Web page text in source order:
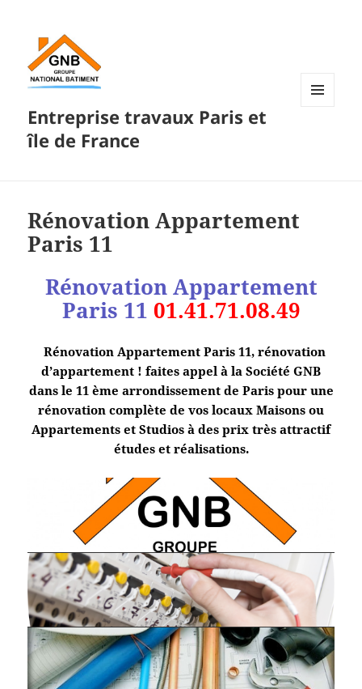
Entreprise travaux Paris et
île de France
Rénovation Appartement
Paris 11
Rénovation Appartement
Paris 11 01.41.71.08.49
Rénovation Appartement Paris 11, rénovation
d’appartement ! faites appel à la Société GNB
dans le 11 ème arrondissement de Paris pour une
rénovation complète de vos locaux Maisons ou
Appartements et Studios à des prix très attractif
études et réalisations.